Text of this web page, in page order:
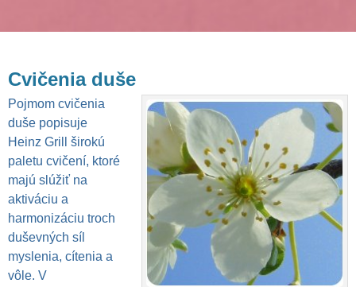
Cvičenia duše
Pojmom cvičenia
duše popisuje
Heinz Grill širokú
paletu cvičení, ktoré
majú slúžiť na
aktiváciu a
harmonizáciu troch
duševných síl
myslenia, cítenia a
vôle. V